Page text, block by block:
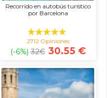
Recorrido en autobús turístico
por Barcelona
2712 Opiniones
(-6%) 32€ 30.55 €